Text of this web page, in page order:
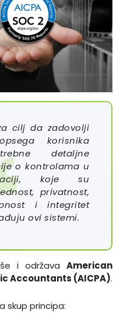
cilj da zadovolji
korisnika
detaljne
o kontrolama u
koje su
privatnost,
i integritet
ovi sistemi.
i održava American
Accountants (AICPA).
skup principa: